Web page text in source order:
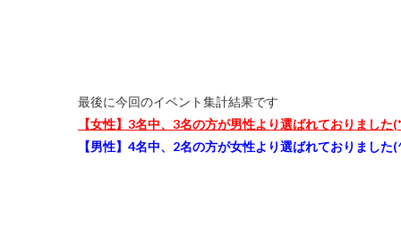
最後に今回のイベント集計結果です
【女性】3名中、3名の方が男性より選ばれておりました
【男性】4名中、2名の方が女性より選ばれておりました